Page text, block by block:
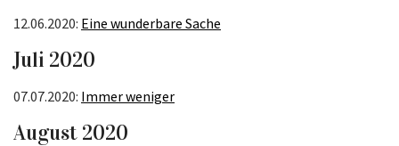
12.06.2020: Eine wunderbare Sache
Juli 2020
07.07.2020: Immer weniger
August 2020